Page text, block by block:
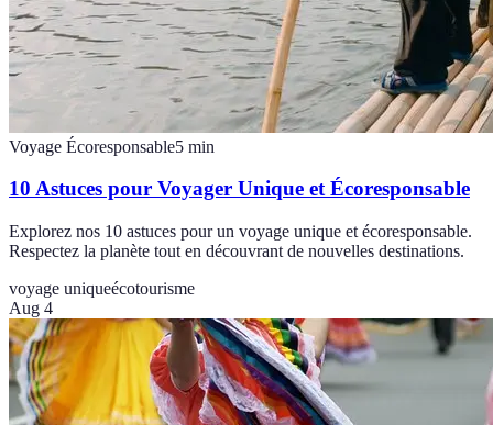
Voyage Écoresponsable5 min
10 Astuces pour Voyager Unique et Écoresponsable
Explorez nos 10 astuces pour un voyage unique et écoresponsable.
Respectez la planète tout en découvrant de nouvelles destinations.
voyage uniqueécotourisme
Aug 4